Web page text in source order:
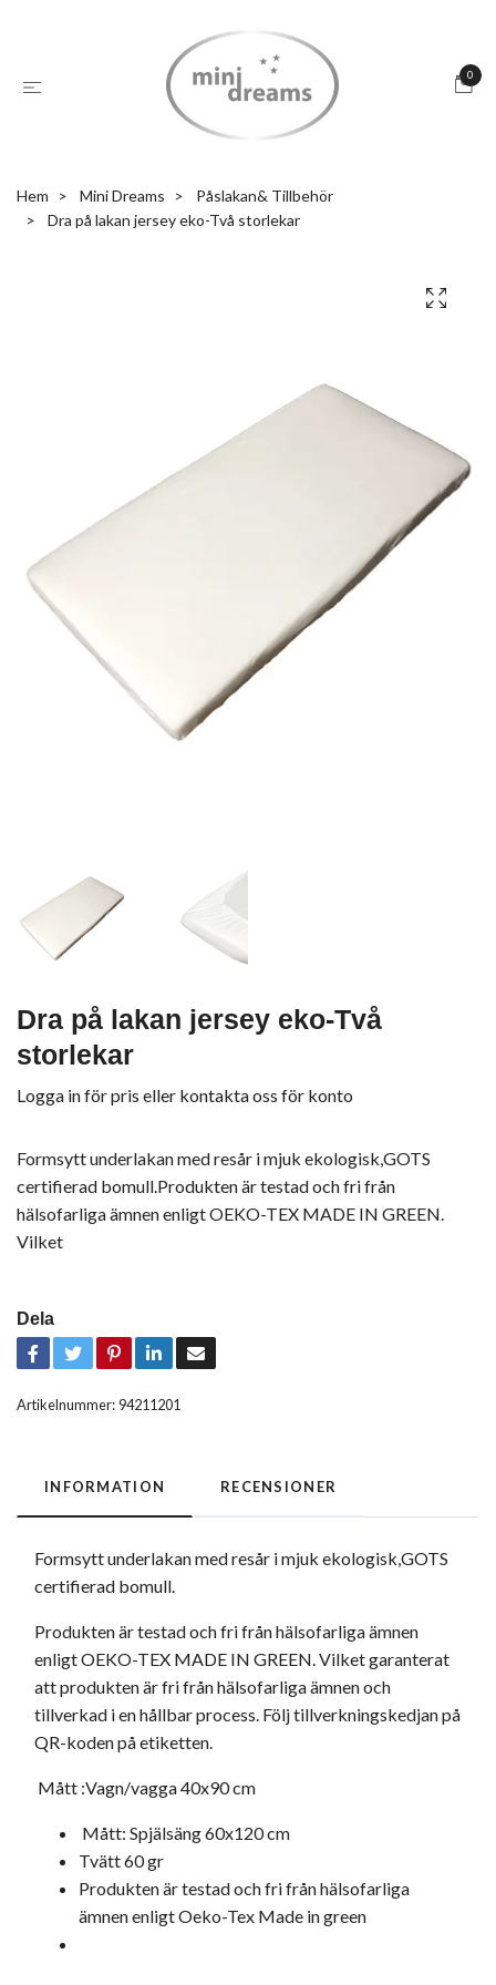
0
Hem Mini Dreams
Påslakan& Tillbehör
Dra på lakan jersey eko-Två storlekar
Dra på lakan jersey eko-Två
storlekar
Logga in för pris eller kontakta oss för konto
Formsytt underlakan med resår i mjuk ekologisk,GOTS
certifierad bomull.Produkten är testad och fri från
hälsofarliga ämnen enligt OEKO-TEX MADE IN GREEN.
Vilket
Dela
Artikelnummer:94211201
INFORMATION RECENSIONER
Formsytt underlakan med resår i mjuk ekologisk,GOTS
certifierad bomull.
Produkten är testad och fri från hälsofarliga ämnen
enligt OEKO-TEX MADE IN GREEN. Vilket garanterat
att produkten är fri från hälsofarliga ämnen och
tillverkad i en hållbar process. Följ tillverkningskedjan på
QR-koden på etiketten.
Mått :Vagn/vagga 40x90 cm
Mått: Spjälsäng 60x120 cm
Tvätt 60 gr
Produkten är testad och fri från hälsofarliga
ämnen enligt Oeko-Tex Made in green